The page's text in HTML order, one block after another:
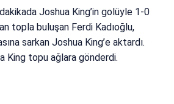
Joshua King’in golüyle 1-0
topla buluşan Ferdi Kadıoğlu,
sarkan Joshua King’e aktardı.
King topu ağlara gönderdi.